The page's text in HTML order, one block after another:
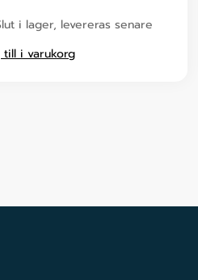
i lager, levereras senare
till i varukorg